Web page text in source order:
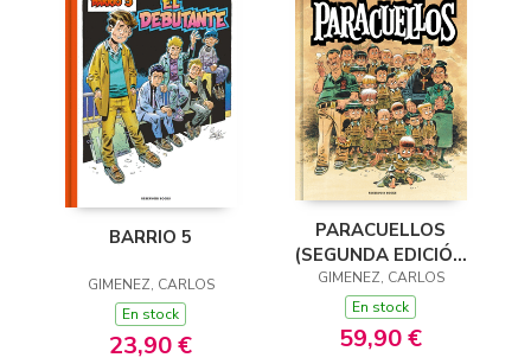
BARRIO 5
GIMENEZ, CARLOS
En stock
23,90 €
PARACUELLOS
(SEGUNDA EDICIÓN
CORREGIDA)
GIMENEZ, CARLOS
En stock
59,90 €